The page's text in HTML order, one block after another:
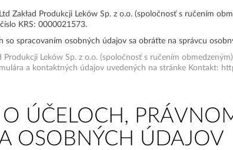
Zakład Produkcji Leków Sp. z o.o. (spoločnosť s ručením
KRS: 0000021573.
so spracovaním osobných údajov sa obráťte na správcu
Produkcji Leków Sp. z o.o. (spoločnosť s ručením
a kontaktných údajov uvedených na stránke Kontakt:
O ÚČELOCH,
OSOBNÝCH ÚDAJOV